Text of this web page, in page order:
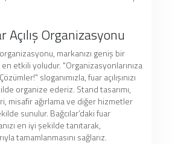
Açılış Organizasyonu
organizasyonu, markanızı geniş bir
etkili yoludur. "Organizasyonlarınıza
sloganımızla, fuar açılışınızı
organize ederiz. Stand tasarımı,
misafir ağırlama ve diğer hizmetler
sunulur. Bağcılar’daki fuar
en iyi şekilde tanıtarak,
tamamlanmasını sağlarız.